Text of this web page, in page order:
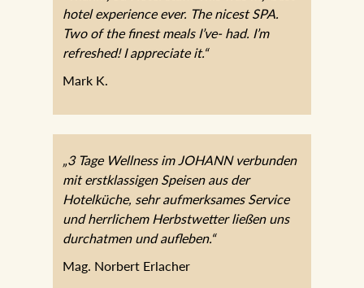
“Thank you Hotel staff! This was my best
hotel experience ever. The nicest SPA.
Two of the finest meals I’ve- had. I’m
„3 Tage Wellness im JOHANN
verbunden mit erstklassigen Speisen aus
der Hotelküche, sehr aufmerksames
Service und herrlichem Herbstwetter